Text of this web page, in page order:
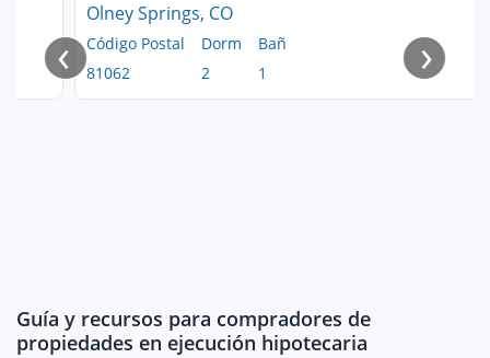
Olney Springs, CO
Código Postal
81062
Dorm
Bañ
1
‹ ›
Guía y recursos para compradores de
propiedades en ejecución hipotecaria